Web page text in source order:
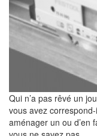
Qui n’a pas rêvé un
vous avez
aménager un ou d’en